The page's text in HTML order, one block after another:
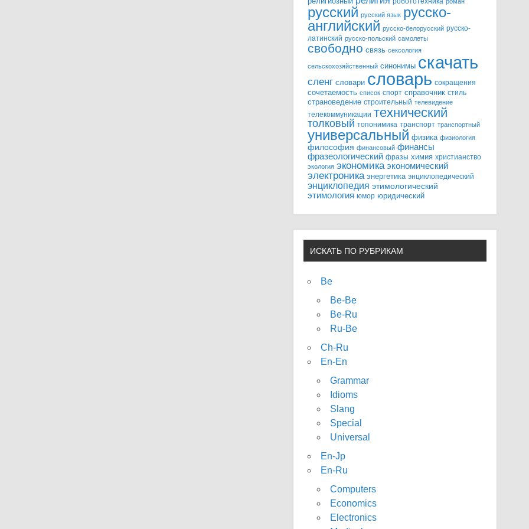
русский русский язык русско-
английский русско-белорусский русско-
латинский русско-польский самолеты
свободно связь сексология
сельскохозяйственный синонимы скачать
сленг словари словарь сокращения
сочетаемость список спорт справочник стиль
страноведение строительный телевидение
телекоммуникации технический
толковый топонимика транспорт транспортный
универсальный физика физиология
философия финансовый финансы
фразеологический фразы химия христианство
экология экономика экономический
электроника энергетика энциклопедический
энциклопедия этимологический
этимология юмор юридический
ИСКАТЬ ПО РУБРИКАМ
Be
Be-Be
Be-Ru
Ru-Be
Ch-Ru
En-En
Grammar
Idioms
Slang
Special
Universal
En-Jp
En-Ru
Computers
Economics
Electronics